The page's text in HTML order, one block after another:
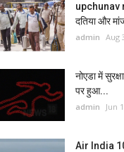
upchunav
दतिया और
admin Aug
नोएडा में
पर हुआ...
admin Jun
Air India